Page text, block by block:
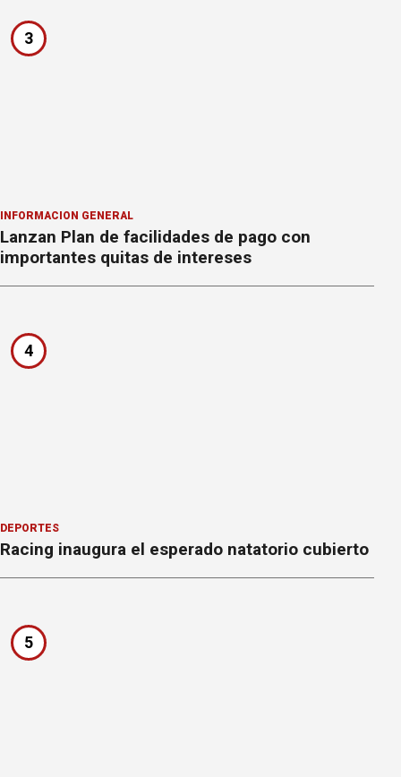
3
INFORMACION GENERAL
Lanzan Plan de facilidades de pago con
importantes quitas de intereses
4
DEPORTES
Racing inaugura el esperado natatorio cubierto
5